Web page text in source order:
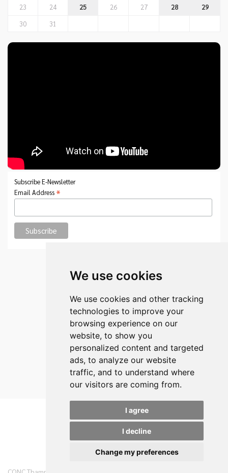
We use cookies
We use cookies and other tracking
technologies to improve your
browsing experience on our
website, to show you
personalized content and targeted
ads, to analyze our website
traffic, and to understand where
our visitors are coming from.
I agree
I decline
Change my preferences
23
24 25 26 27 28
29
30
31
Subscribe E-Newsletter
Email Address *